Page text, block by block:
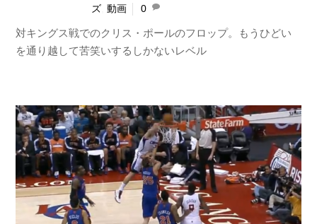
ズ ,動画 0
対キングス戦でのクリス・ポールのフロップ。もうひどい
を通り越して苦笑いするしかないレベル